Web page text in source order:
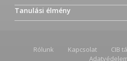
Tanulási élmény
Rólunk Kapcsolat CIB